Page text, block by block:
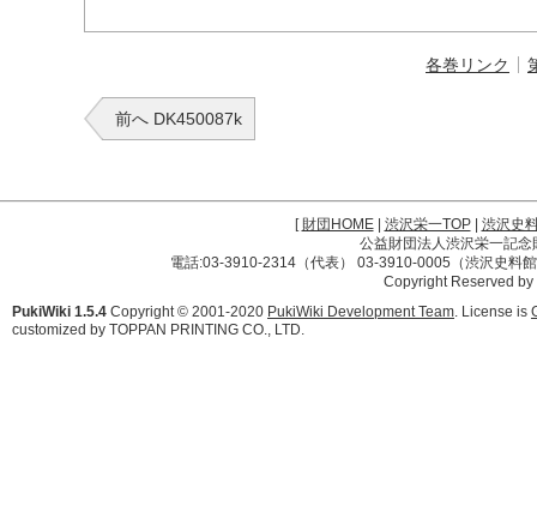
各巻リンク
前へ DK450087k
[財団HOME| 渋沢栄一TOP| 渋沢史
公益財団法人渋沢栄一記
電話:03-3910-2314（代表） 03-3910-0005（渋沢史料
Copyright Reserved
PukiWiki 1.5.4 Copyright © 2001-2020 PukiWiki Development Team. License is
customized by TOPPAN PRINTING CO., LTD.